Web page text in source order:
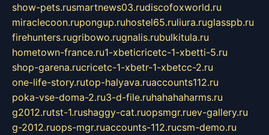
show-pets.rusmartnews03.rudiscofoxworld.ru
miraclecoon.rupongup.ruhostel65.ruliura.ruglasspb.ru
firehunters.rugribowo.rugnalis.rubulkitula.ru
hometown-france.ru1-xbeticricetc-1-xbetti-5.ru
shop-garena.rucricetc-1-xbetr-1-xbetcc-2.ru
one-life-story.rutop-halyava.ruaccounts112.ru
poka-vse-doma-2.ru3-d-file.ruhahahaharms.ru
g2012.rutst-1.rushaggy-cat.ruopsmgr.ruev-gallery.ru
g-2012.ruops-mgr.ruaccounts-112.rucsm-demo.ru